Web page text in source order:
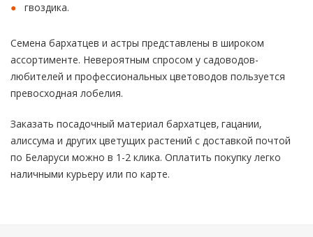
гвоздика.
Семена бархатцев и астры представлены в широком
ассортименте. Невероятным спросом у садоводов-
любителей и профессиональных цветоводов пользуется
превосходная лобелия.
Заказать посадочный материал бархатцев, гацании,
алиссума и других цветущих растений с доставкой почтой
по Беларуси можно в 1-2 клика. Оплатить покупку легко
наличными курьеру или по карте.